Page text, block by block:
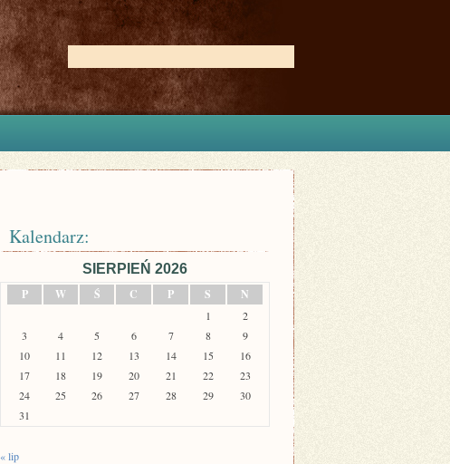
Kalendarz:
SIERPIEŃ 2026
P
W Ś C P S N
1
2
3
4 5 6 7 8
9
10
11 12 13 14 15
16
17
18 19 20 21 22
23
24
25 26 27 28 29
30
31
« lip